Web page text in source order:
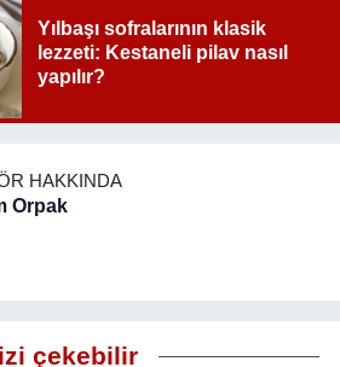
Yılbaşı sofralarının klasik
lezzeti: Kestaneli pilav nasıl
yapılır?
HAKKINDA
Orpak
çekebilir